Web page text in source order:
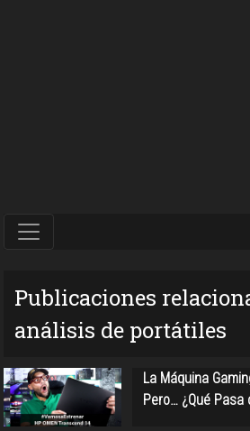
Publicaciones
análisis de portátiles
La Máquina
Pero… ¿Qué Pasa